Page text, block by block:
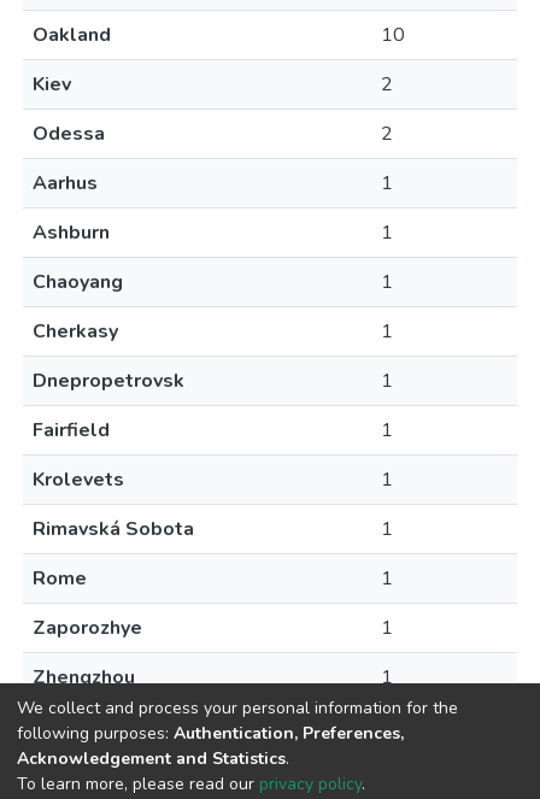
Oakland
10
Kiev
2
Odessa
2
Aarhus
1
Ashburn
1
Chaoyang
1
Cherkasy
1
Dnepropetrovsk
1
Fairfield
1
Krolevets
1
Rimavská Sobota
1
Rome
1
Zaporozhye
1
Zhengzhou
1
We collect and process your personal information for the
following purposes: Authentication, Preferences,
Acknowledgement and Statistics.
To learn more, please read our privacy policy.